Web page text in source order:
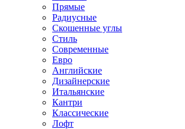
Прямые
Радиусные
Скошенные углы
Стиль
Современные
Евро
Английские
Дизайнерские
Итальянские
Кантри
Классические
Лофт